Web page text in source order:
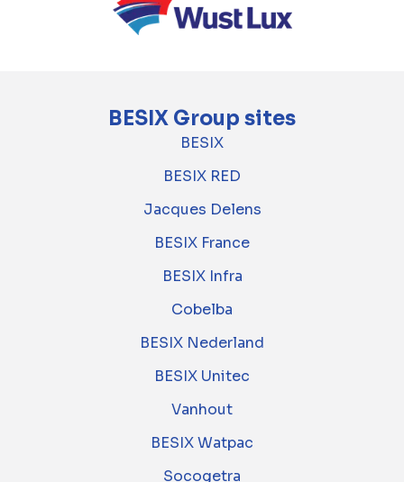
BESIX Group sites
BESIX
BESIX RED
Jacques Delens
BESIX France
BESIX Infra
Cobelba
BESIX Nederland
BESIX Unitec
Vanhout
BESIX Watpac
Socogetra